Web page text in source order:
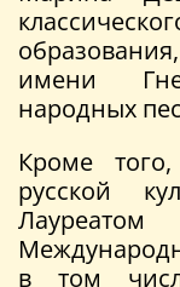
имени
народных
Кроме
русской
в том